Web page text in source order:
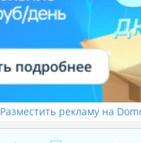
Разместить рекламу на